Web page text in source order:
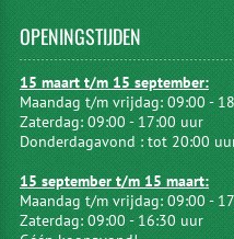
OPENINGSTIJDEN
15 maart t/m 15 september:
Maandag t/m vrijdag: 09:00 -
Zaterdag: 09:00 - 17:00 uur
Donderdagavond : tot 20:00
15 september t/m 15 maart:
Maandag t/m vrijdag: 09:00 -
Zaterdag: 09:00 - 16:30 uur